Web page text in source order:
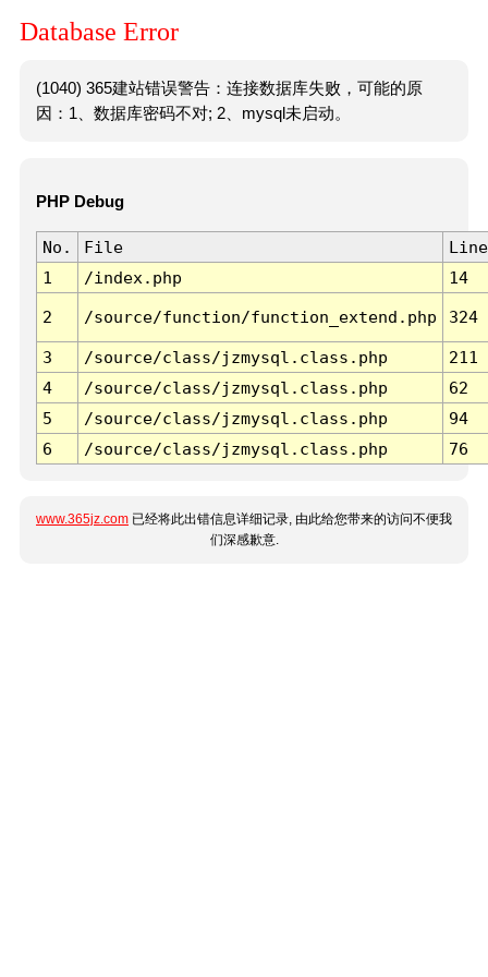
Database Error
(1040) 365建站错误警告：连接数据库失败，可能的原
因：1、数据库密码不对; 2、mysql未启动。
PHP Debug
No. File
Line
1
/index.php 14
2 /source/function/function_extend.php 324
3 /source/class/jzmysql.class.php
211
4
/source/class/jzmysql.class.php
62
5
/source/class/jzmysql.class.php
94
6
/source/class/jzmysql.class.php 76
www.365jz.com 已经将此出错信息详细记录, 由此给您带来的访问不便我
们深感歉意.